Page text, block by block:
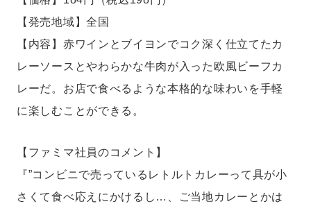
【発売地域】全国
【内容】赤ワインとブイヨンでコク深く仕立てたカ
レーソースとやわらかな牛肉が入った欧風ビーフカ
レーだ。お店で食べるような本格的な味わいを手軽
に楽しむことができる。
【ファミマ社員のコメント】
『”コンビニで売っているレトルトカレーって具が小
さくて食べ応えにかけるし…、ご当地カレーとかは